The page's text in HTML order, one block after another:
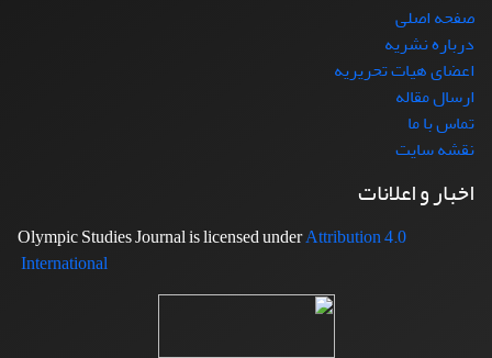
صفحه اصلی
درباره نشریه
اعضای هیات تحریریه
ارسال مقاله
تماس با ما
نقشه سایت
اخبار و اعلانات
Attribution 4.0
International